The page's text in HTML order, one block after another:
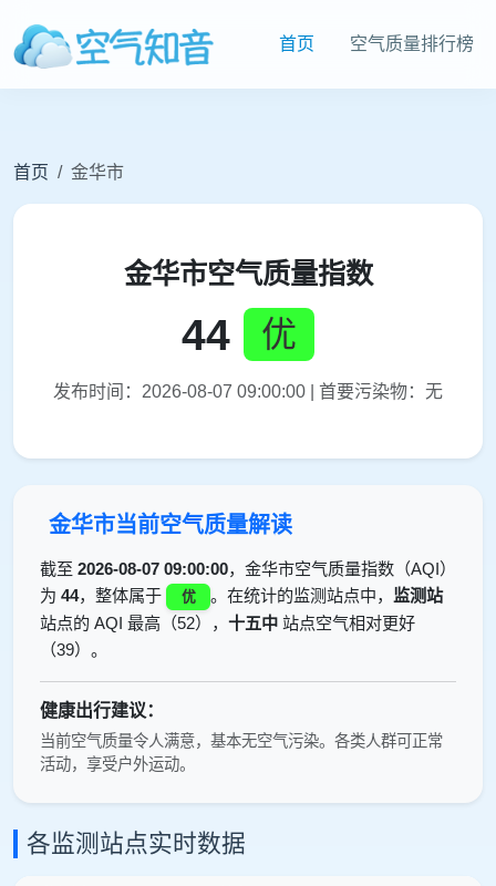
首页 空气质量排行榜
首页 金华市
金华市空气质量指数
44 优
发布时间：2026-08-07 09:00:00 | 首要污染物：无
金华市当前空气质量解读
截至 2026-08-07 09:00:00，金华市空气质量指数（AQI）
为 44，整体属于 优 。在统计的监测站点中， 监测站
站点的 AQI 最高（52）， 十五中 站点空气相对更好
（39）。
健康出行建议：
当前空气质量令人满意，基本无空气污染。各类人群可正常
活动，享受户外运动。
各监测站点实时数据